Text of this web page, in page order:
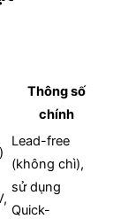
Thông số
chính
Lead-free
(không chì),
sử dụng
Quick-